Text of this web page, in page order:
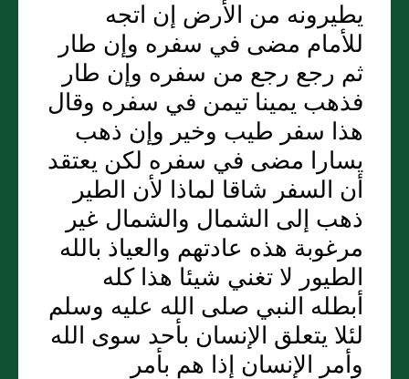
يطيرونه من الأرض إن اتجه
للأمام مضى في سفره وإن طار
ثم رجع رجع من سفره وإن طار
فذهب يمينا تيمن في سفره وقال
هذا سفر طيب وخير وإن ذهب
يسارا مضى في سفره لكن يعتقد
أن السفر شاقا لماذا لأن الطير
ذهب إلى الشمال والشمال غير
مرغوبة هذه عادتهم والعياذ بالله
الطيور لا تغني شيئا هذا كله
أبطله النبي صلى الله عليه وسلم
لئلا يتعلق الإنسان بأحد سوى الله
وأمر الإنسان إذا هم بأمر